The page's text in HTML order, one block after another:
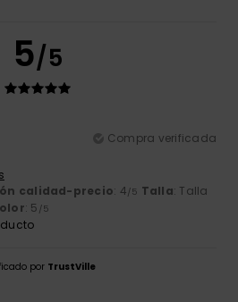
5/5
Compra verificada
calidad-precio: 4/5 Talla: Talla
: 5 /5
por TrustVille